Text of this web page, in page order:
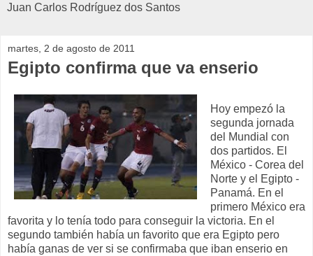
Juan Carlos Rodríguez dos Santos
martes, 2 de agosto de 2011
Egipto confirma que va enserio
Hoy empezó la
segunda jornada
del Mundial con
dos partidos. El
México - Corea del
Norte y el Egipto -
Panamá. En el
primero México era
favorita y lo tenía todo para conseguir la victoria. En el
segundo también había un favorito que era Egipto pero
había ganas de ver si se confirmaba que iban enserio en